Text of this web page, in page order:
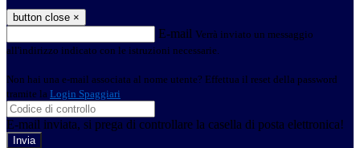
button close ×
E-mail Verrà inviato un messaggio
all'indirizzo indicato con le istruzioni necessarie.
Non hai una e-mail associata al nome utente? Effettua il reset della password
tramite la Login Spaggiari
E-mail inviata, si prega di controllare la casella di posta elettronica!